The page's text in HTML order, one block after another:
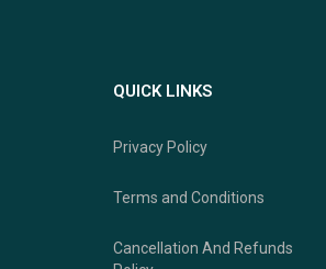
QUICK LINKS
Privacy Policy
Terms and Conditions
Cancellation And Refunds